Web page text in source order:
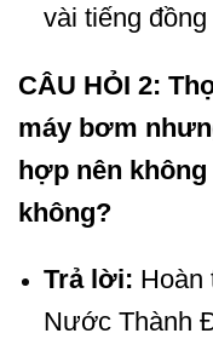
vài tiếng đồng
CÂU HỎI 2:
máy bơm
hợp nên
không?
Trả lời: Hoàn
Nước Thành